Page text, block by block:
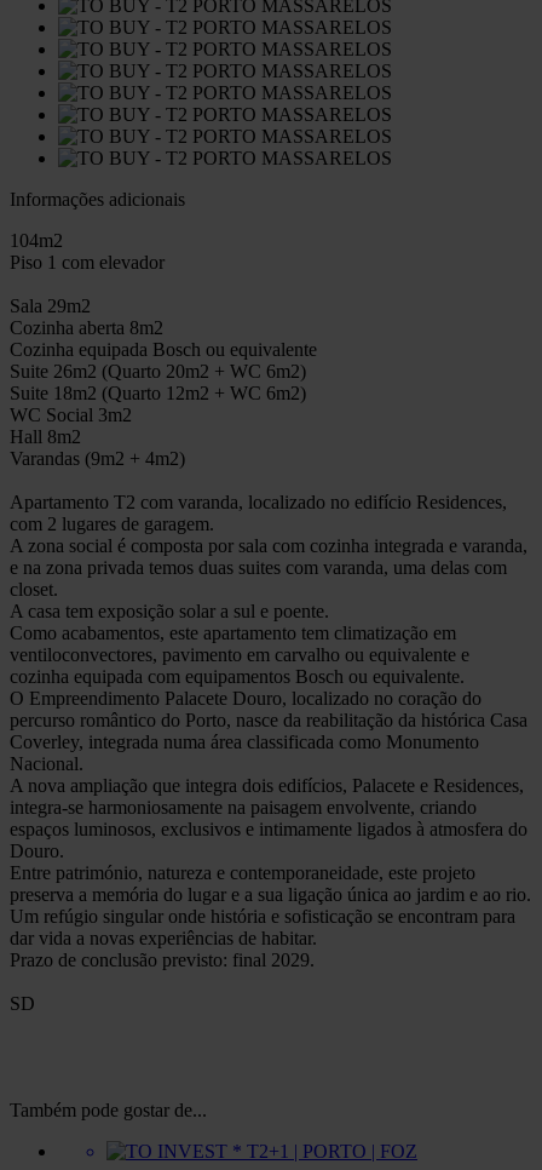
Informações adicionais
104m2
Piso 1 com elevador
Sala 29m2
Cozinha aberta 8m2
Cozinha equipada Bosch ou equivalente
Suite 26m2 (Quarto 20m2 + WC 6m2)
Suite 18m2 (Quarto 12m2 + WC 6m2)
WC Social 3m2
Hall 8m2
Varandas (9m2 + 4m2)
Apartamento T2 com varanda, localizado no edifício Residences,
com 2 lugares de garagem.
A zona social é composta por sala com cozinha integrada e varanda,
e na zona privada temos duas suites com varanda, uma delas com
closet.
A casa tem exposição solar a sul e poente.
Como acabamentos, este apartamento tem climatização em
ventiloconvectores, pavimento em carvalho ou equivalente e
cozinha equipada com equipamentos Bosch ou equivalente.
O Empreendimento Palacete Douro, localizado no coração do
percurso romântico do Porto, nasce da reabilitação da histórica Casa
Coverley, integrada numa área classificada como Monumento
Nacional.
A nova ampliação que integra dois edifícios, Palacete e Residences,
integra-se harmoniosamente na paisagem envolvente, criando
espaços luminosos, exclusivos e intimamente ligados à atmosfera do
Douro.
Entre património, natureza e contemporaneidade, este projeto
preserva a memória do lugar e a sua ligação única ao jardim e ao rio.
Um refúgio singular onde história e sofisticação se encontram para
dar vida a novas experiências de habitar.
Prazo de conclusão previsto: final 2029.
SD
Também pode gostar de...